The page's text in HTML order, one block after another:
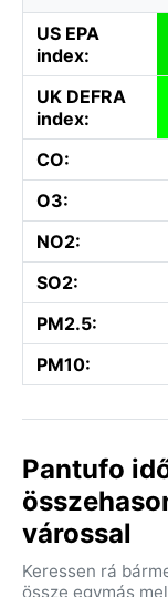
US EPA
index:
UK DEFRA
index:
CO:
O3:
NO2:
SO2:
PM2.5:
PM10:
Pantufo
várossal
Keressen rá
össze egymás